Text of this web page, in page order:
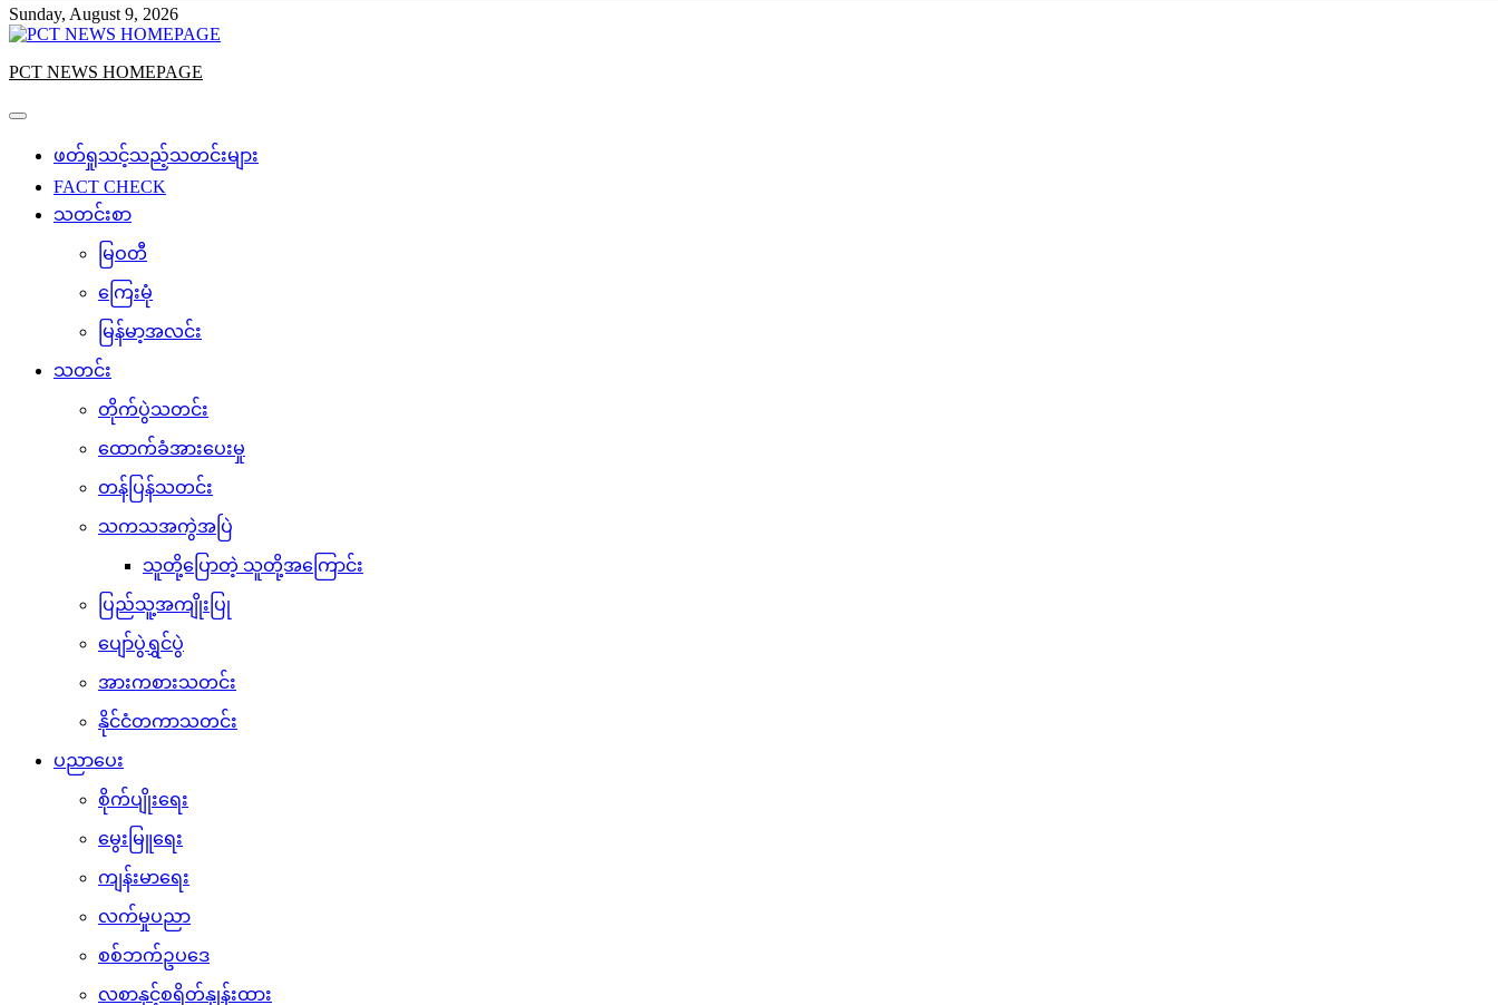
Sunday, August 9, 2026
PCT NEWS HOMEPAGE
ဖတ်ရှုသင့်သည့်သတင်းများ
FACT CHECK
သတင်းစာ
မြဝတီ
ကြေးမုံ
မြန်မာ့အလင်း
သတင်း
တိုက်ပွဲသတင်း
ထောက်ခံအားပေးမှု
တန်ပြန်သတင်း
သကသအကွဲအပြဲ
သူတို့ပြောတဲ့ သူတို့အကြောင်း
ပြည်သူ့အကျိုးပြု
ပျော်ပွဲရွှင်ပွဲ
အားကစားသတင်း
နိုင်ငံတကာသတင်း
ပညာပေး
စိုက်ပျိုးရေး
မွေးမြူရေး
ကျန်းမာရေး
လက်မှုပညာ
စစ်ဘက်ဥပဒေ
လစာနှင့်စရိတ်နှုန်းထား